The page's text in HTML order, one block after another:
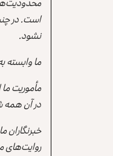
است. در
نشود.
ما وابسته
مأموریت
در آن همه
روایت‌های